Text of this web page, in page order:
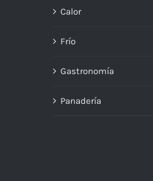
Calor
Frío
Gastronomía
Panadería